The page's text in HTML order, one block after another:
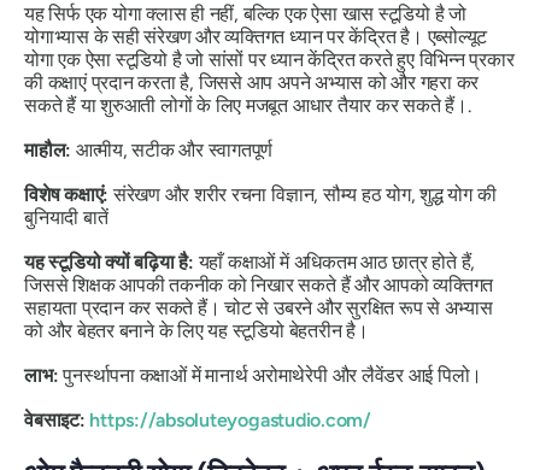
यह सिर्फ एक योगा क्लास ही नहीं, बल्कि एक ऐसा खास स्टूडियो है जो
योगाभ्यास के सही संरेखण और व्यक्तिगत ध्यान पर केंद्रित है। एब्सोल्यूट
योगा एक ऐसा स्टूडियो है जो सांसों पर ध्यान केंद्रित करते हुए विभिन्न प्रकार
की कक्षाएं प्रदान करता है, जिससे आप अपने अभ्यास को और गहरा कर
सकते हैं या शुरुआती लोगों के लिए मजबूत आधार तैयार कर सकते हैं।.
माहौल: आत्मीय, सटीक और स्वागतपूर्ण
विशेष कक्षाएं: संरेखण और शरीर रचना विज्ञान, सौम्य हठ योग, शुद्ध योग की
बुनियादी बातें
यह स्टूडियो क्यों बढ़िया है: यहाँ कक्षाओं में अधिकतम आठ छात्र होते हैं,
जिससे शिक्षक आपकी तकनीक को निखार सकते हैं और आपको व्यक्तिगत
सहायता प्रदान कर सकते हैं। चोट से उबरने और सुरक्षित रूप से अभ्यास
को और बेहतर बनाने के लिए यह स्टूडियो बेहतरीन है।
लाभ:पुनर्स्थापना कक्षाओं में मानार्थ अरोमाथेरेपी और लैवेंडर आई पिलो।
वेबसाइट: https://absoluteyogastudio.com/